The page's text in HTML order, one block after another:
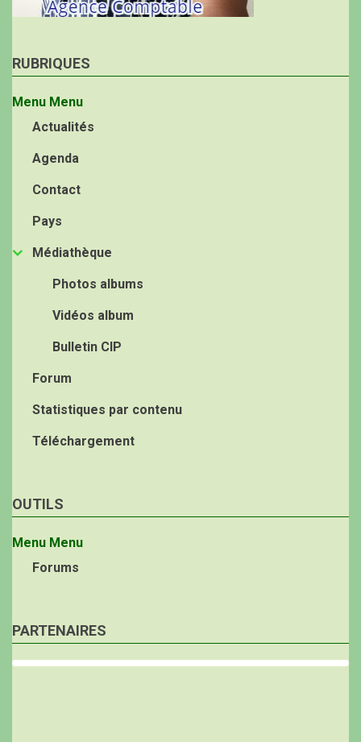
RUBRIQUES
Menu Menu
Actualités
Agenda
Contact
Pays
Médiathèque
Photos albums
Vidéos album
Bulletin CIP
Forum
Statistiques par contenu
Téléchargement
OUTILS
Menu Menu
Forums
PARTENAIRES